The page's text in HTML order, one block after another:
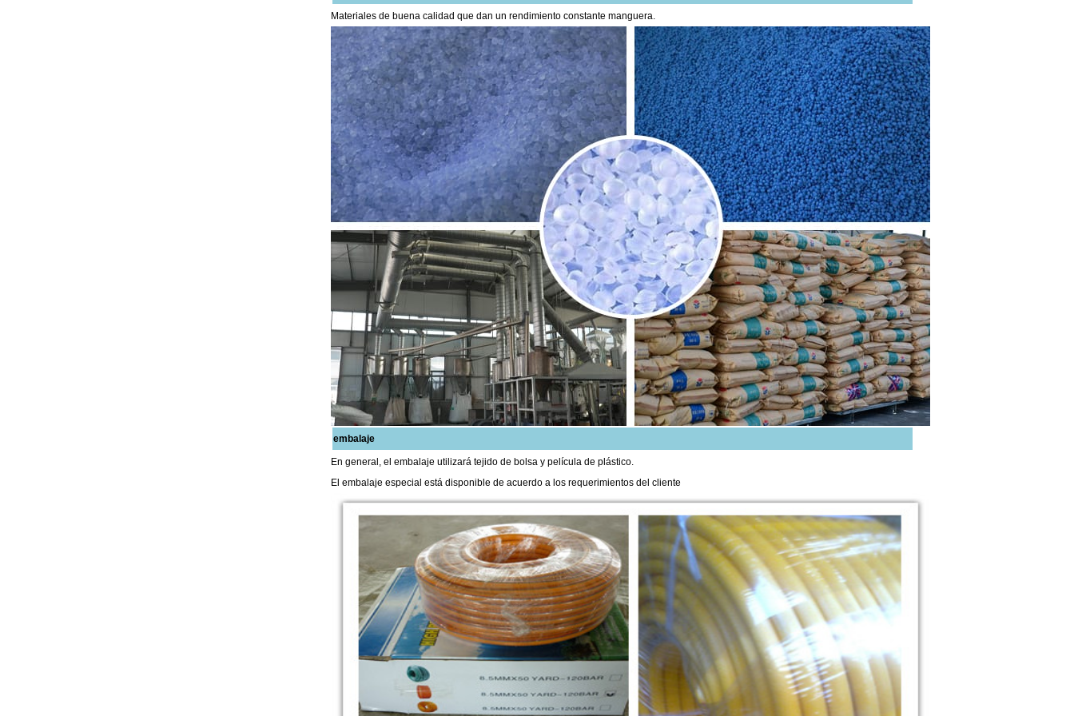
Materiales de buena calidad que dan un rendimiento constante manguera.
embalaje
En general, el embalaje utilizará tejido de bolsa y película de plástico.
El embalaje especial está disponible de acuerdo a los requerimientos del cliente